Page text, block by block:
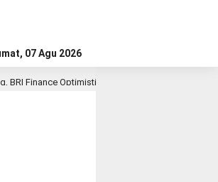
07 Agu 2026
Finance Optimistis Pembiayaan Alat Berat